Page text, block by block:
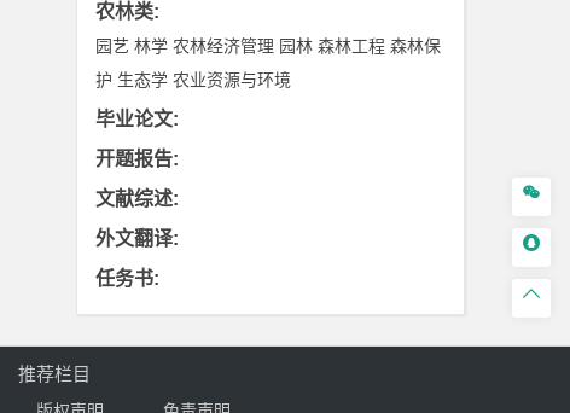
农林类:
园艺 林学 农林经济管理 园林 森林工程 森林保
护 生态学 农业资源与环境
毕业论文:
开题报告:
文献综述:
外文翻译:
任务书:



推荐栏目